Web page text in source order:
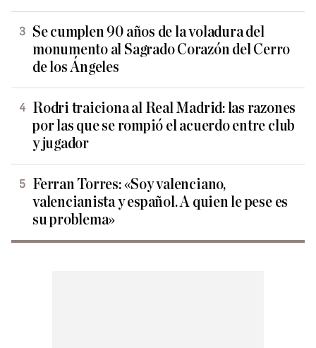
Se cumplen 90 años de la voladura del
monumento al Sagrado Corazón del Cerro
de los Ángeles
Rodri traiciona al Real Madrid: las razones
por las que se rompió el acuerdo entre club
y jugador
Ferran Torres: «Soy valenciano,
valencianista y español. A quien le pese es
su problema»